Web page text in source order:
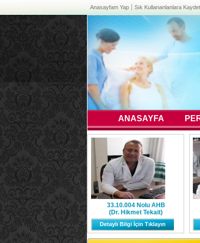
Anasayfam Yap Sık Kullananlanlara Kaydet
ANASAYFA
33.10.004 Nolu AHB
(Dr. Hikmet Tekait)
Detaylı Bilgi İçin Tıklayın